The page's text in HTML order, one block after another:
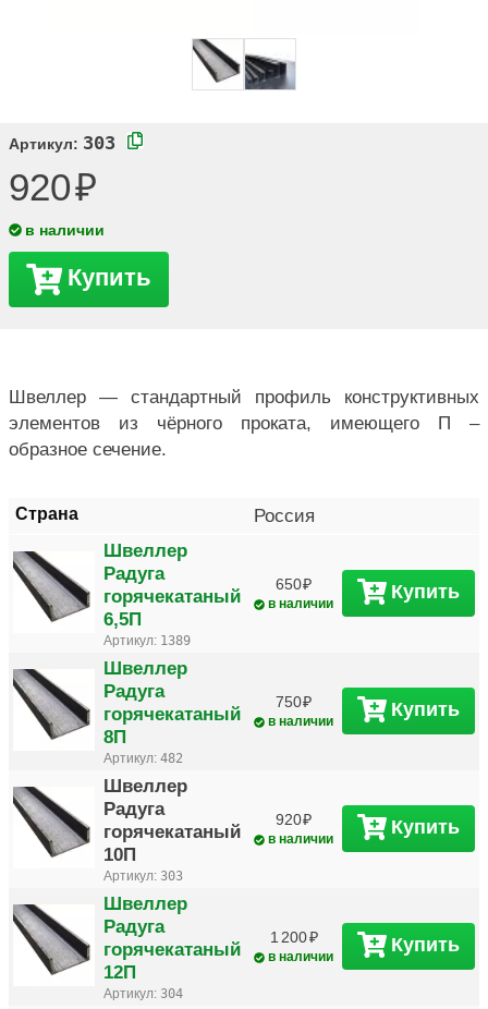
Артикул: 303
920
в наличии
Купить
Страна Россия
Швеллер — стандартный профиль конструктивных
элементов из чёрного проката, имеющего П –
образное сечение.
Швеллер
Радуга
горячекатаный
6,5П
Артикул: 1389
650
в наличии
Купить
Швеллер
Радуга
горячекатаный
8П
Артикул: 482
750
в наличии
Купить
Швеллер
Радуга
горячекатаный
10П
Артикул: 303
920
в наличии
Купить
Швеллер
Радуга
горячекатаный
12П
Артикул: 304
1 200
в наличии
Купить